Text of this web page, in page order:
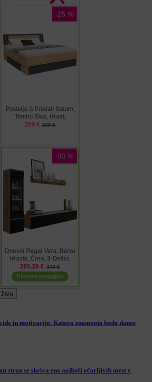
in motivacijo: Katera znamenja bodo danes
stran se skriva eno najbolj očarljivih mest v